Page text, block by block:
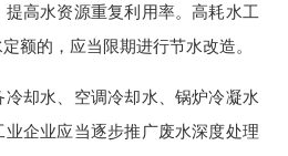
高水资源重复利用率。高耗水工
额的，应当限期进行节水改造。
却水、空调冷却水、锅炉冷凝水
企业应当逐步推广废水深度处理